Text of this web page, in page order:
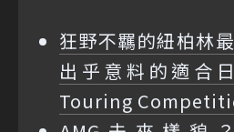
狂野不羈的紐柏林
出乎意料的適合
Touring